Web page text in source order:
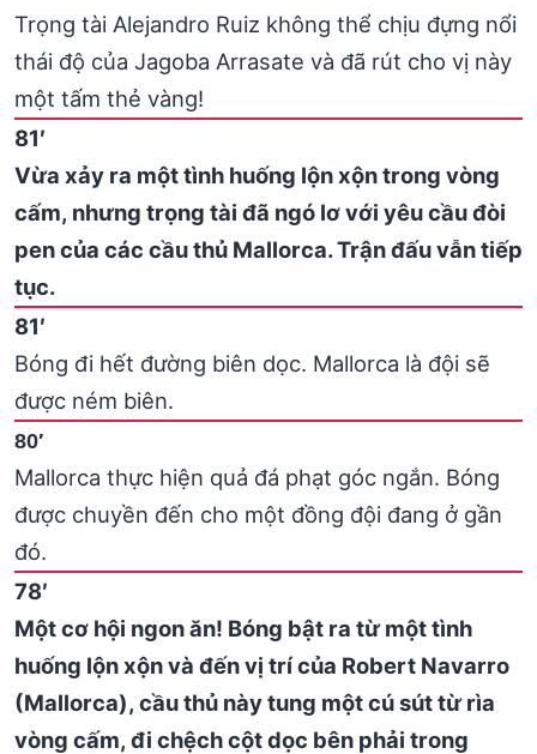
Trọng tài Alejandro Ruiz không thể chịu đựng nổi
thái độ của Jagoba Arrasate và đã rút cho vị này
một tấm thẻ vàng!
81′
Vừa xảy ra một tình huống lộn xộn trong vòng
cấm, nhưng trọng tài đã ngó lơ với yêu cầu đòi
pen của các cầu thủ Mallorca. Trận đấu vẫn tiếp
tục.
81′
Bóng đi hết đường biên dọc. Mallorca là đội sẽ
được ném biên.
80′
Mallorca thực hiện quả đá phạt góc ngắn. Bóng
được chuyền đến cho một đồng đội đang ở gần
đó.
78′
Một cơ hội ngon ăn! Bóng bật ra từ một tình
huống lộn xộn và đến vị trí của Robert Navarro
(Mallorca), cầu thủ này tung một cú sút từ rìa
vòng cấm, đi chệch cột dọc bên phải trong